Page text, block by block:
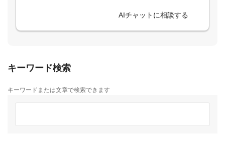
AIチャットに相談する
キーワード検索
キーワードまたは文章で検索できます